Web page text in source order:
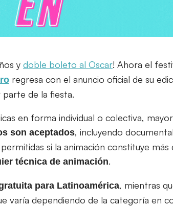
y doble boleto al Oscar! Ahora el
regresa con el anuncio oficial de su
de la fiesta.
en forma individual o colectiva,
son aceptados, incluyendo
si la animación constituye
técnica de animación.
para Latinoamérica, mientras
varía dependiendo de la categoría en